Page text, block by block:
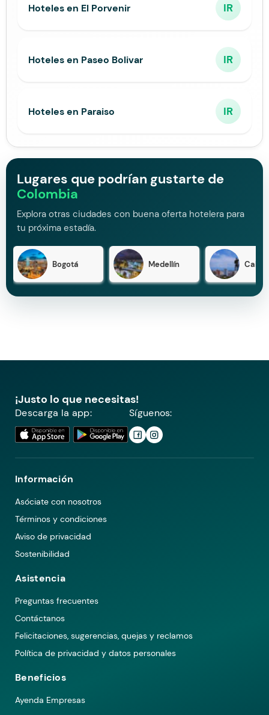
Hoteles en El Porvenir IR
Hoteles en Paseo Bolivar IR
Hoteles en Paraiso IR
Lugares que podrían gustarte de
Colombia
Explora otras ciudades con buena oferta hotelera para
tu próxima estadía.
Bogotá Medellín Cali
¡Justo lo que necesitas!
Descarga la app: Síguenos:
Información
Asóciate con nosotros
Términos y condiciones
Aviso de privacidad
Sostenibilidad
Asistencia
Preguntas frecuentes
Contáctanos
Felicitaciones, sugerencias, quejas y reclamos
Política de privacidad y datos personales
Beneficios
Ayenda Empresas